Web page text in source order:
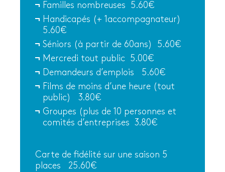
Familles nombreuses 5.60€
Handicapés (+ 1accompagnateur)
5.60€
Séniors (à partir de 60ans) 5.60€
Mercredi tout public 5.00€
Demandeurs d’emplois 5.60€
Films de moins d’une heure (tout
public) 3.80€
Groupes (plus de 10 personnes et
comités d’entreprises 3.80€
Carte de fidélité sur une saison 5
places 25.60€